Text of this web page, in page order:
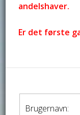
andelshaver.
Er det første
Brugernavn: